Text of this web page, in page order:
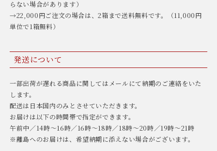
らない場合があります）
→22,000円ご注文の場合は、2箱まで送料無料です。（11,000円
単位で1箱無料）
発送について
一部出荷が遅れる商品に関してはメールにて納期のご連絡をいた
します。
配送は日本国内のみとさせていただきます。
お届けは以下の時間帯で指定ができます。
午前中／14時〜16時／16時〜18時／18時〜20時／19時〜21時
※離島へのお届けは、希望納期に添えない場合がございます。